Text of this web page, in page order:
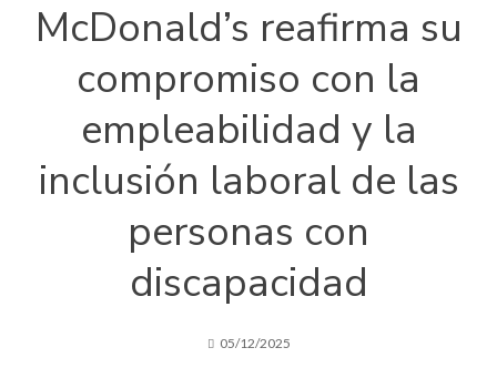
McDonald’s reafirma su
compromiso con la
empleabilidad y la
inclusión laboral de las
personas con
discapacidad
05/12/2025